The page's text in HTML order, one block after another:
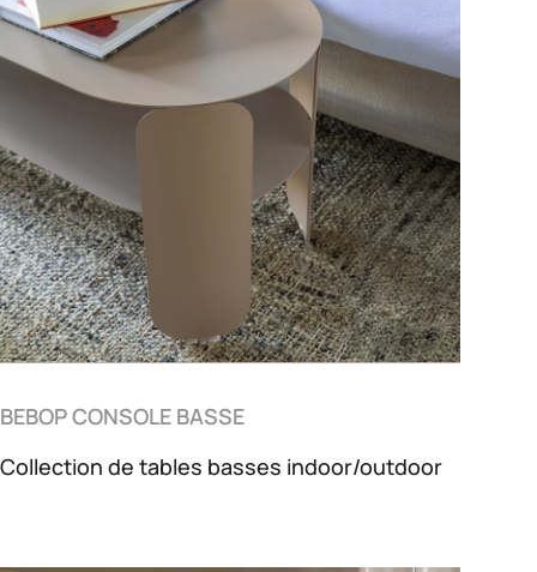
BEBOP CONSOLE BASSE
Collection de tables basses indoor/outdoor